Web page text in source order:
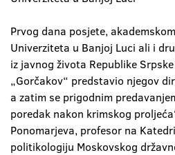
Prvog dana posjete,
Univerziteta u Banjoj Luci ali i
iz javnog života Republike
„Gorčakov“ predstavio njegov
a zatim se prigodnim
poredak nakon krimskog
Ponomarjeva, profesor na
politikologiju Moskovskog